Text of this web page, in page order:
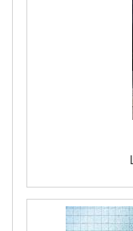
Liên
Sàn ngăn cháy,
Mã hàng: